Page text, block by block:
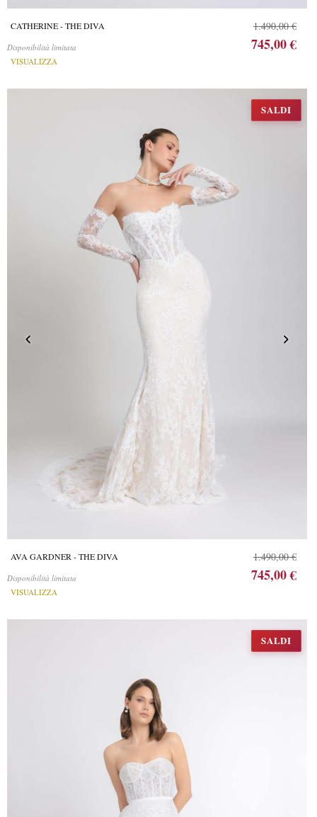
CATHERINE - THE DIVA
Disponibilità limitata
VISUALIZZA
1.490,00 €
745,00 €
SALDI
AVA GARDNER - THE DIVA
Disponibilità limitata
VISUALIZZA
1.490,00 €
745,00 €
SALDI